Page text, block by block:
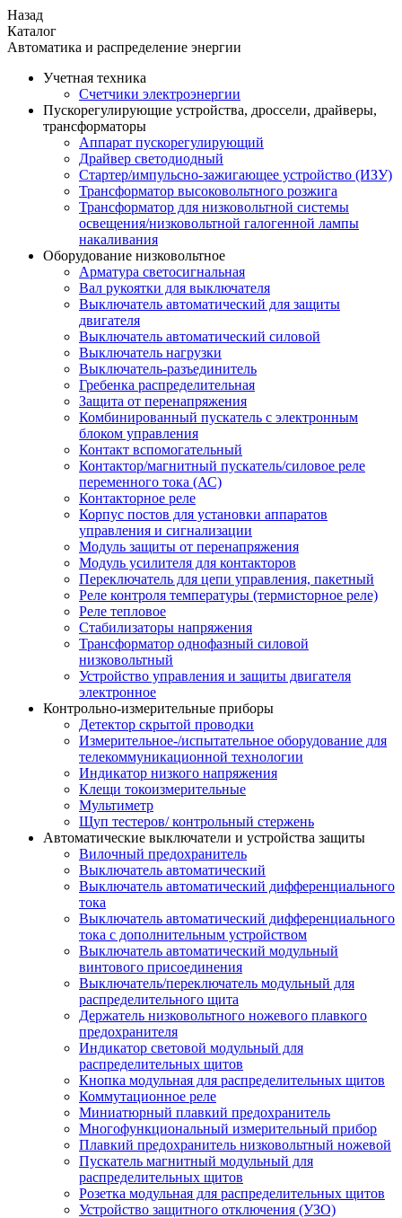
Назад
Каталог
Автоматика и распределение энергии
Учетная техника
Счетчики электроэнергии
Пускорегулирующие устройства, дроссели, драйверы,
трансформаторы
Аппарат пускорегулирующий
Драйвер светодиодный
Стартер/импульсно-зажигающее устройство (ИЗУ)
Трансформатор высоковольтного розжига
Трансформатор для низковольтной системы
освещения/низковольтной галогенной лампы
накаливания
Оборудование низковольтное
Арматура светосигнальная
Вал рукоятки для выключателя
Выключатель автоматический для защиты
двигателя
Выключатель автоматический силовой
Выключатель нагрузки
Выключатель-разъединитель
Гребенка распределительная
Защита от перенапряжения
Комбинированный пускатель с электронным
блоком управления
Контакт вспомогательный
Контактор/магнитный пускатель/силовое реле
переменного тока (АС)
Контакторное реле
Корпус постов для установки аппаратов
управления и сигнализации
Модуль защиты от перенапряжения
Модуль усилителя для контакторов
Переключатель для цепи управления, пакетный
Реле контроля температуры (термисторное реле)
Реле тепловое
Стабилизаторы напряжения
Трансформатор однофазный силовой
низковольтный
Устройство управления и защиты двигателя
электронное
Контрольно-измерительные приборы
Детектор скрытой проводки
Измерительное-/испытательное оборудование для
телекоммуникационной технологии
Индикатор низкого напряжения
Клещи токоизмерительные
Мультиметр
Щуп тестеров/ контрольный стержень
Автоматические выключатели и устройства защиты
Вилочный предохранитель
Выключатель автоматический
Выключатель автоматический дифференциального
тока
Выключатель автоматический дифференциального
тока с дополнительным устройством
Выключатель автоматический модульный
винтового присоединения
Выключатель/переключатель модульный для
распределительного щита
Держатель низковольтного ножевого плавкого
предохранителя
Индикатор световой модульный для
распределительных щитов
Кнопка модульная для распределительных щитов
Коммутационное реле
Миниатюрный плавкий предохранитель
Многофункциональный измерительный прибор
Плавкий предохранитель низковольтный ножевой
Пускатель магнитный модульный для
распределительных щитов
Розетка модульная для распределительных щитов
Устройство защитного отключения (УЗО)